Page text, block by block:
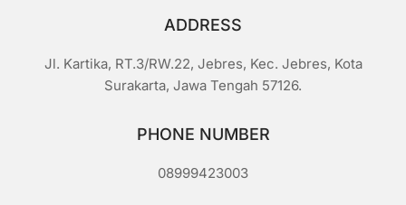
ADDRESS
Jl. Kartika, RT.3/RW.22, Jebres, Kec. Jebres, Kota
Surakarta, Jawa Tengah 57126.
PHONE NUMBER
08999423003